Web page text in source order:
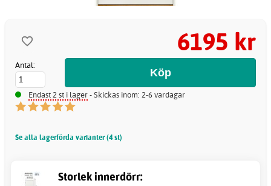
6195 kr
Antal:
Endast 2 st i lager- Skickas inom: 2-6 vardagar
Se alla lagerförda varianter (4 st)
Storlek innerdörr: